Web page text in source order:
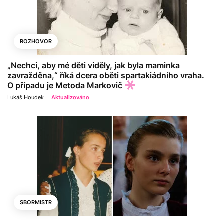
ROZHOVOR
„Nechci, aby mé děti viděly, jak byla maminka
zavražděna,“ říká dcera oběti spartakiádního vraha.
O případu je Metoda Markovič
Lukáš Houdek Aktualizováno
SBORMISTR